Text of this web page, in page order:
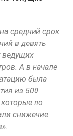
средний срок
в девять
ведущих
А в начале
была
из 500
по
снижение